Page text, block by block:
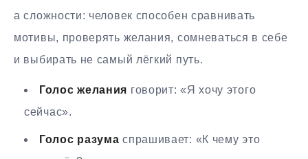
а сложности: человек способен сравнивать
мотивы, проверять желания, сомневаться в себе
и выбирать не самый лёгкий путь.
Голос желания говорит: «Я хочу этого
сейчас».
Голос разума спрашивает: «К чему это